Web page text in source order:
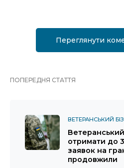
Переглянути
ПОПЕРЕДНЯ СТАТТЯ
ВЕТЕРАНСЬКИЙ
отримати до
заявок на
продовжили